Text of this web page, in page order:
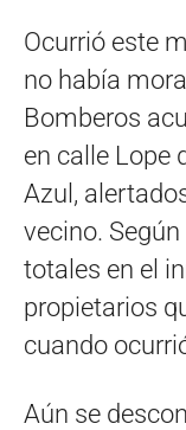
Ocurrió este
no había
Bomberos
en calle Lope
Azul,
vecino.
totales en el
propietarios
cuando
Aún se